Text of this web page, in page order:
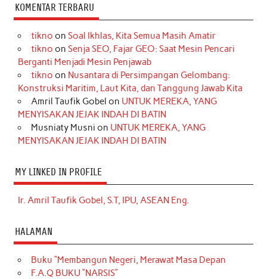
KOMENTAR TERBARU
tikno on Soal Ikhlas, Kita Semua Masih Amatir
tikno on Senja SEO, Fajar GEO: Saat Mesin Pencari
Berganti Menjadi Mesin Penjawab
tikno on Nusantara di Persimpangan Gelombang:
Konstruksi Maritim, Laut Kita, dan Tanggung Jawab Kita
Amril Taufik Gobel on UNTUK MEREKA, YANG
MENYISAKAN JEJAK INDAH DI BATIN
Musniaty Musni on UNTUK MEREKA, YANG
MENYISAKAN JEJAK INDAH DI BATIN
MY LINKED IN PROFILE
Ir. Amril Taufik Gobel, S.T, IPU, ASEAN Eng.
HALAMAN
Buku “Membangun Negeri, Merawat Masa Depan
F.A.Q BUKU “NARSIS”